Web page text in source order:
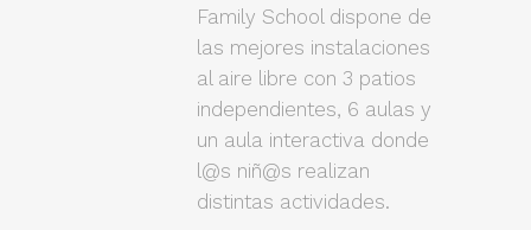
Family School dispone de
las mejores instalaciones
al aire libre con 3 patios
independientes, 6 aulas y
un aula interactiva donde
l@s niñ@s realizan
distintas actividades.